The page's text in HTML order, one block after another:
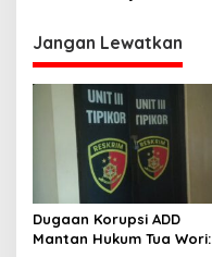
a
s
s
Jangan Lewatkan
Dugaan Korupsi ADD
Mantan Hukum Tua Wori: